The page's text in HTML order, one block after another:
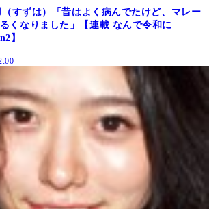
すずは）「昔はよく病んでたけど、マレー
くなりました」【連載 なんで令和に
】